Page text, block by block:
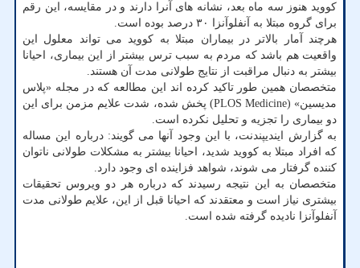
کووید هنوز سه ماه بعد، نشانه های آنرا دارند و در مقایسه، این رقم
برای گروه مبتلا به آنفلوآنزا ۳۰ درصد بوده است.
هرچند آمار بالاتر در بیماران مبتلا به کووید می تواند معلول این
واقعیت هم باشد که مردم به سبب ترس بیشتر از این بیماری، احیانا
بیشتر به دنبال مراقبت از نتایج طولانی مدت آن هستند.
متخصصان همین طور تاکید کرده اند این مطالعه که در مجله «پلاس
مدیسین» (PLOS Medicine) پخش شده، شدت علایم مزمن برای این
دو بیماری را تجزیه و تحلیل نکرده است.
به گزارش ایندیپندنت، با این وجود آنها می گویند: درباره این مساله
که افراد مبتلا به کووید شدید، احیانا بیشتر به مشکلات طولانی ناتوان
کننده گرفتار می شوند، شواهد فزاینده ای وجود دارد.
متخصصان به این نتیجه رسیدند که درباره هر دو ویروس تحقیقات
بیشتری نیاز است و معتقدند که احیانا قبل از این، علایم طولانی مدت
آنفلوآنزا نادیده گرفته شده است.